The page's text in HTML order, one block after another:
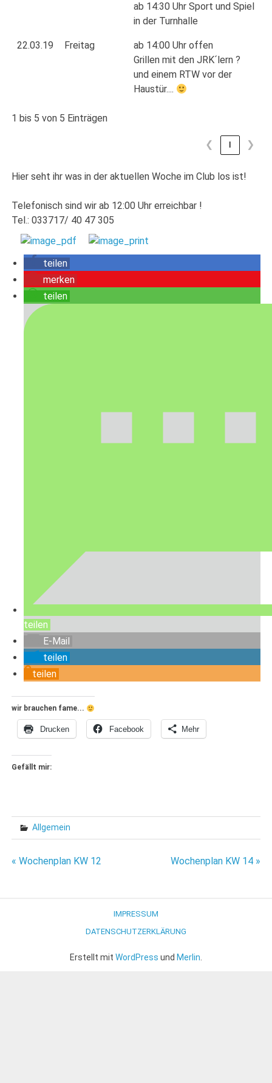
ab 14:30 Uhr Sport und Spiel
in der Turnhalle
22.03.19 Freitag
ab 14:00 Uhr offen
Grillen mit den JRK´lern ?
und einem RTW vor der
Haustür....
1 bis 5 von 5 Einträgen
❮ 1 ❯
Hier seht ihr was in der aktuellen Woche im Club los ist!
Telefonisch sind wir ab 12:00 Uhr erreichbar !
Tel.: 033717/ 40 47 305
teilen
merken
teilen
teilen
E-Mail
teilen
teilen
wir brauchen fame...
Drucken Facebook Mehr
Gefällt mir:
Allgemein
Beitragsnavigation
« Wochenplan KW 12 Wochenplan KW 14 »
IMPRESSUM
DATENSCHUTZERKLÄRUNG
Erstellt mit WordPress und Merlin